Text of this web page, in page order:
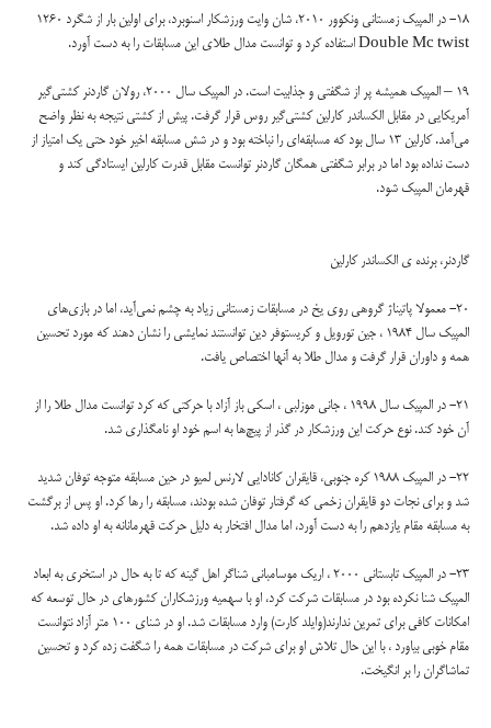
18- در المپیک زمستانی ونکوور 2010، شان وایت ورزشکار اسنوبرد، برای اولین بار از شگرد 1260
Double Mc twist استفاده کرد و توانست مدال طلای این مسابقات را به دست آورد.
19 – المپیک همیشه پر از شگفتی و جذابیت است. در المپیک سال 2000، رولان گاردنر کشتی‌گیر
آمریکایی در مقابل الکساندر کارلین کشتی‌گیر روس قرار گرفت. پیش از کشتی نتیجه‌ به نظر واضح
می‌آمد. کارلین 13 سال بود که مسابقه‌ای را نباخته بود و در شش مسابقه اخیر خود حتی یک امتیاز از
دست نداده بود اما در برابر شگفتی همگان گاردنر توانست مقابل قدرت کارلین ایستادگی کند و
قهرمان المپیک شود.
گاردنر، برنده ی الکساندر کارلین
20- معمولا پاتیناژ گروهی روی یخ در مسابقات زمستانی زیاد به چشم نمی‌آید، اما در بازی‌های
المپیک سال 1984 ، جین تورویل و کریستوفر دین توانستند نمایشی را نشان دهند که مورد تحسین
همه و داوران قرار گرفت و مدال طلا به آنها اختصاص یافت.
21- در المپیک سال 1998 ، جانی موزلبی ، اسکی باز آزاد با حرکتی که کرد توانست مدال طلا را از
آن خود کند. نوع حرکت این ورزشکار در گذر از پیچ‌ها به اسم خود او نامگذاری شد.
22- در المپیک 1988 کره جنوبی، قایقران کانادایی لارنس لمیو در حین مسابقه متوجه توفان شدید
شد و برای نجات دو قایقران زخمی که گرفتار توفان شده بودند، مسابقه را رها کرد. او پس از برگشت
به مسابقه مقام یازدهم را به دست آورد، اما مدال افتخار به دلیل حرکت قهرمانانه به او داده شد.
23- در المپیک تابستانی 2000 ، اریک موسامبانی شناگر اهل گینه که تا به حال در استخری به ابعاد
المپیک شنا نکرده بود در مسابقات شرکت کرد، او با سهمیه ورزشکاران کشورهای در حال توسعه که
امکانات کافی برای تمرین ندارند(وایلد کارت) وارد مسابقات شد. او در شنای 100 متر آزاد نتوانست
مقام خوبی بیاورد ، با این حال تلاش او برای شرکت در مسابقات همه را شگفت زده کرد و تحسین
تماشاگران را بر انگیخت.